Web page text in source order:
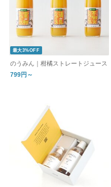
最大3%OFF
のうみん｜柑橘ストレートジュース
799円～